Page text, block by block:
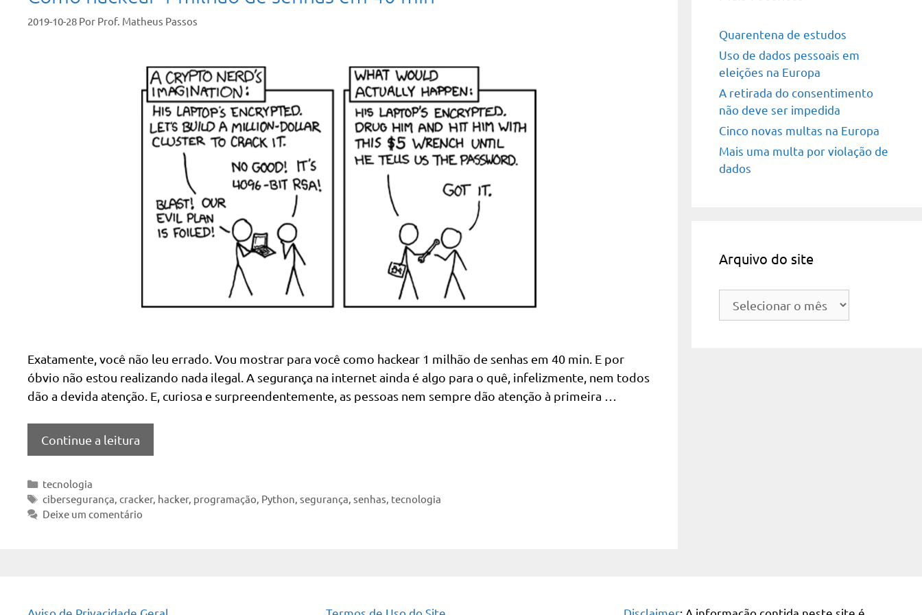
2019-10-28 Por Prof. Matheus Passos
Exatamente, você não leu errado. Vou mostrar para você como hackear 1 milhão de senhas em 40 min. E por
óbvio não estou realizando nada ilegal. A segurança na internet ainda é algo para o quê, infelizmente, nem todos
dão a devida atenção. E, curiosa e surpreendentemente, as pessoas nem sempre dão atenção à primeira …
Continue a leitura
Categorias
tecnologia
Tags
cibersegurança,cracker, hacker, programação, Python,segurança,senhas, tecnologia
Deixe um comentário
Quarentena de estudos
Uso de dados pessoais em
eleições na Europa
A retirada do consentimento
não deve ser impedida
Cinco novas multas na Europa
Mais uma multa por violação de
dados
Arquivo do site
Arquivo